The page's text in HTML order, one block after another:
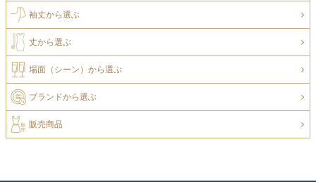
袖丈から選ぶ
丈から選ぶ
場面（シーン）から選ぶ
ブランドから選ぶ
販売商品